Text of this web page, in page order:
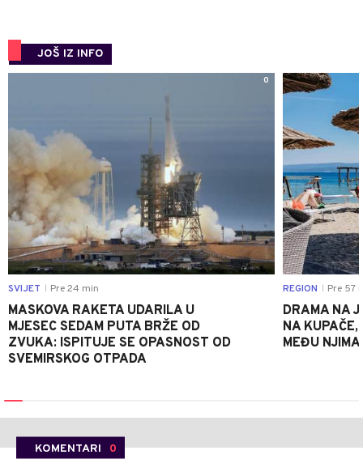
JOŠ IZ INFO
0
SVIJET Pre 24 min
MASKOVA RAKETA UDARILA U
MJESEC SEDAM PUTA BRŽE OD
ZVUKA: ISPITUJE SE OPASNOST OD
SVEMIRSKOG OTPADA
REGION Pre 57
DRAMA NA
NA
MEĐU NJIMA
KOMENTARI 0